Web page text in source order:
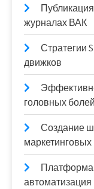
журналах ВАК
Стратегии
движков
головных болей
Создание
Платформа
автоматизация